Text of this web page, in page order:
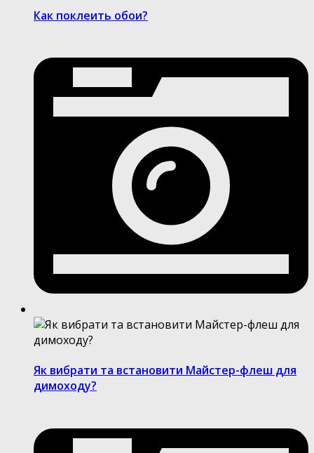
Как поклеить обои?
Як вибрати та встановити Майстер-флеш для
димоходу?